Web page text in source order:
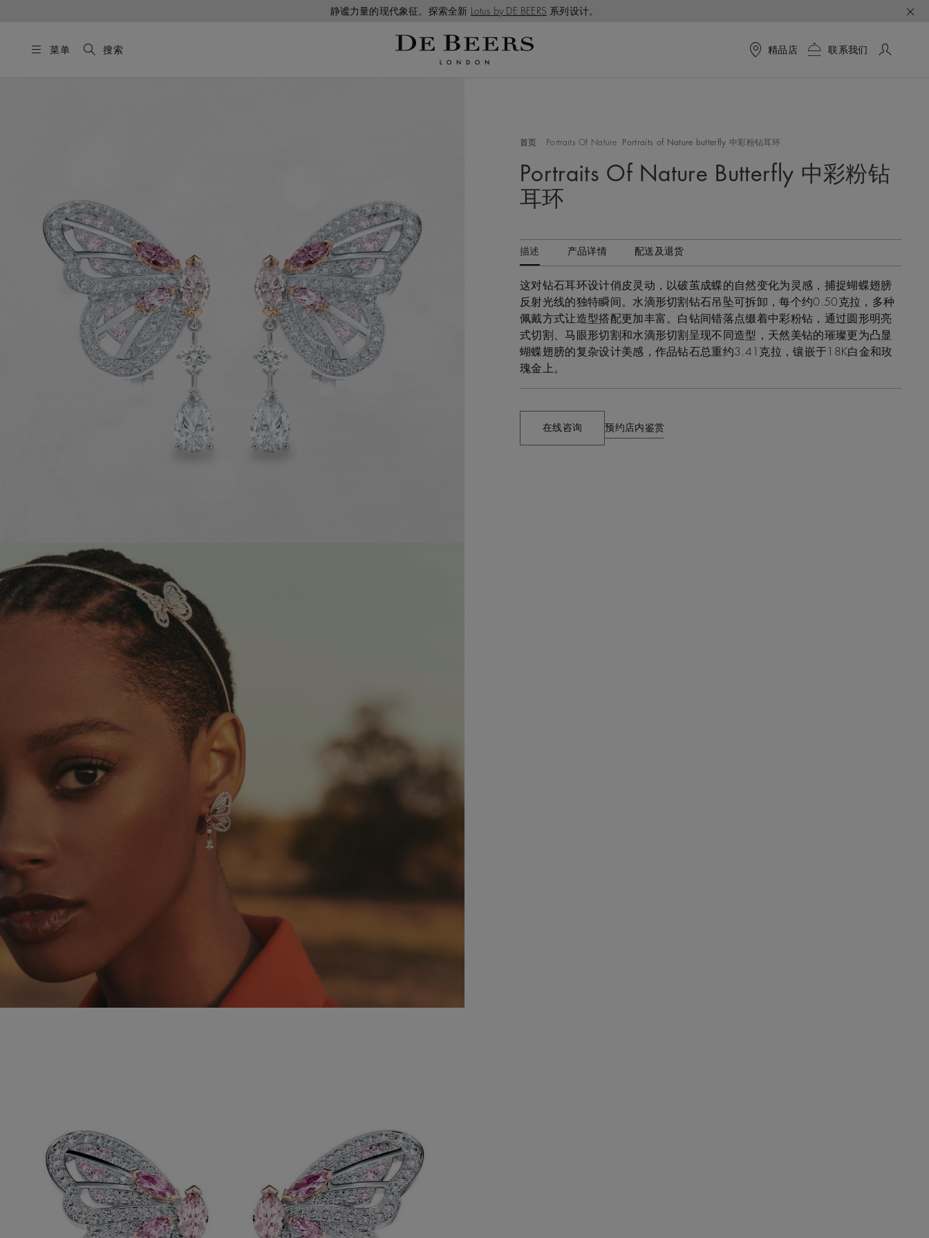
静谧力量的现代象征。探索全新 Lotus by DE BEERS 系列设计。
菜单 搜索 精品店 联系我们
首页 Portraits Of Nature Portraits of Nature butterfly 中彩粉钻耳环
Portraits Of Nature Butterfly 中彩粉钻
耳环
描述 产品详情 配送及退货
这对钻石耳环设计俏皮灵动，以破茧成蝶的自然变化为灵感，捕捉蝴蝶翅膀
反射光线的独特瞬间。水滴形切割钻石吊坠可拆卸，每个约0.50克拉，多种
佩戴方式让造型搭配更加丰富。白钻间错落点缀着中彩粉钻，通过圆形明亮
式切割、马眼形切割和水滴形切割呈现不同造型，天然美钻的璀璨更为凸显
蝴蝶翅膀的复杂设计美感，作品钻石总重约3.41克拉，镶嵌于18K白金和玫
瑰金上。
在线咨询 预约店内鉴赏